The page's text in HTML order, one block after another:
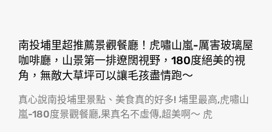
南投埔里超推薦景觀餐廳！虎嘯山嵐-厲害玻璃屋
咖啡廳，山景第一排遼闊視野，180度絕美的視
角，無敵大草坪可以讓毛孩盡情跑〜
真心說南投埔里景點、美食真的好多! 埔里最高,虎嘯山
嵐-180度景觀餐廳,果真名不虛傳,超美啊〜 虎